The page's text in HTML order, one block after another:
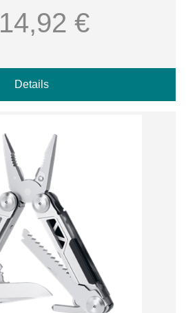
14,92 €
Details